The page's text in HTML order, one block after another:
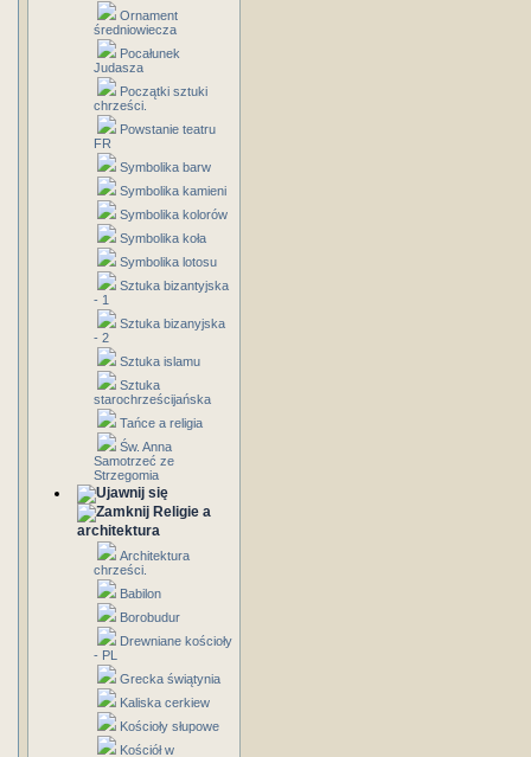
Ornament
średniowiecza
Pocałunek
Judasza
Początki sztuki
chrześci.
Powstanie teatru
FR
Symbolika barw
Symbolika kamieni
Symbolika kolorów
Symbolika koła
Symbolika lotosu
Sztuka bizantyjska
- 1
Sztuka bizanyjska
- 2
Sztuka islamu
Sztuka
starochrześcijańska
Tańce a religia
Św. Anna
Samotrzeć ze
Strzegomia
Religie a
architektura
Architektura
chrześci.
Babilon
Borobudur
Drewniane kościoły
- PL
Grecka świątynia
Kaliska cerkiew
Kościoły słupowe
Kościół w